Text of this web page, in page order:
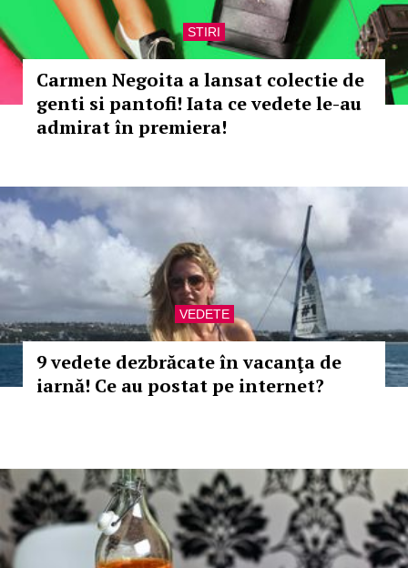
STIRI
Carmen Negoita a lansat colectie de
genti si pantofi! Iata ce vedete le-au
admirat în premiera!
VEDETE
9 vedete dezbrăcate în vacanţa de
iarnă! Ce au postat pe internet?